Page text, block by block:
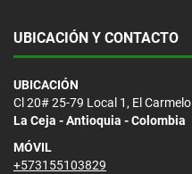
UBICACIÓN Y CONTACTO
UBICACIÓN
Cl 20# 25-79 Local 1, El Carmelo
La Ceja - Antioquia - Colombia
MÓVIL
+573155103829